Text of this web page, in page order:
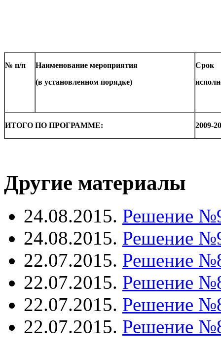
№ п/п
Наименование мероприятия
(в установленном порядке)
Срок
ИТОГО ПО ПРОГРАММЕ: 2009-
Другие материалы
24.08.2015. Решение
24.08.2015. Решение
22.07.2015. Решение
22.07.2015. Решение
22.07.2015. Решение
22.07.2015. Решение